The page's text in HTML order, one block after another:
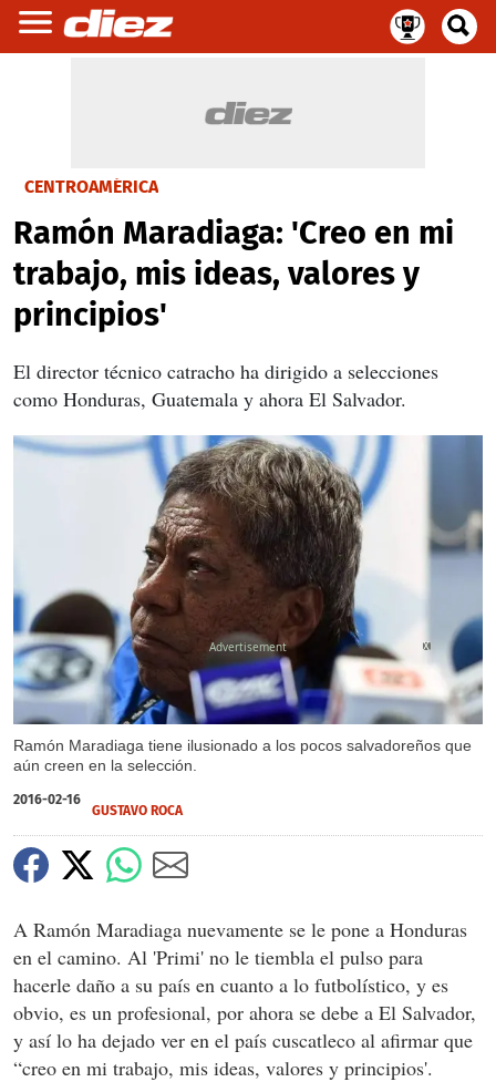
CENTROAMÉRICA
Ramón Maradiaga: 'Creo en mi
trabajo, mis ideas, valores y
principios'
El director técnico catracho ha dirigido a selecciones
como Honduras, Guatemala y ahora El Salvador.
Ramón Maradiaga tiene ilusionado a los pocos salvadoreños que
aún creen en la selección.
X
2016-02-16
GUSTAVO ROCA
A Ramón Maradiaga nuevamente se le pone a Honduras
en el camino. Al 'Primi' no le tiembla el pulso para
hacerle daño a su país en cuanto a lo futbolístico, y es
obvio, es un profesional, por ahora se debe a El Salvador,
y así lo ha dejado ver en el país cuscatleco al afirmar que
“creo en mi trabajo, mis ideas, valores y principios'.